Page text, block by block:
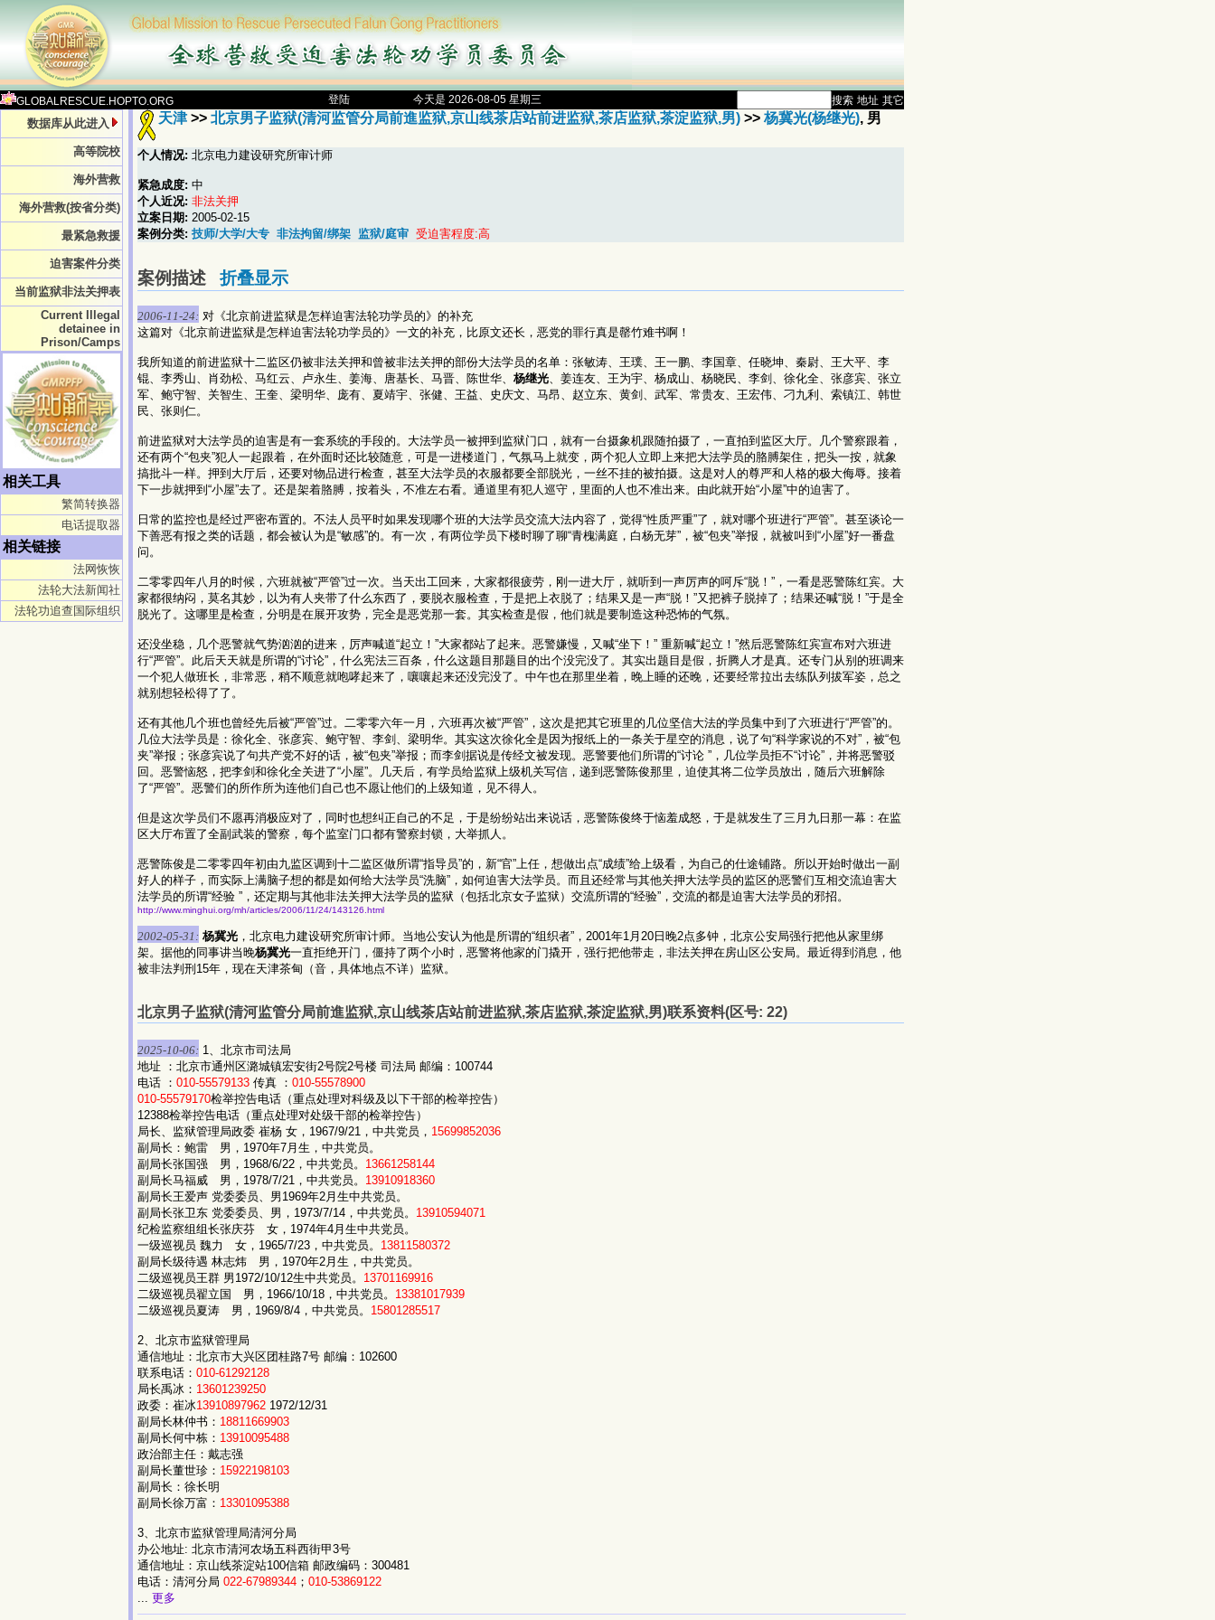
GLOBALRESCUE.HOPTO.ORG 登陆 今天是 2026-08-05 星期三 搜索 地址 其它
数据库从此进入
高等院校
海外营救
海外营救(按省分类)
最紧急救援
迫害案件分类
当前监狱非法关押表
Current Illegal
detainee in
Prison/Camps
相关工具
繁简转换器
电话提取器
相关链接
法网恢恢
法轮大法新闻社
法轮功追查国际组织
天津>> 北京男子监狱(清河监管分局前進监狱,京山线茶店站前进监狱,茶店监狱,茶淀监狱,男) >> 杨冀光(杨继光), 男
个人情况: 北京电力建设研究所审计师
紧急成度: 中
个人近况: 非法关押
立案日期: 2005-02-15
案例分类: 技师/大学/大专 非法拘留/绑架 监狱/庭审 受迫害程度:高
案例描述 折叠显示
2006-11-24: 对《北京前进监狱是怎样迫害法轮功学员的》的补充
这篇对《北京前进监狱是怎样迫害法轮功学员的》一文的补充，比原文还长，恶党的罪行真是罄竹难书啊！
我所知道的前进监狱十二监区仍被非法关押和曾被非法关押的部份大法学员的名单：张敏涛、王璞、王一鹏、李国章、任晓坤、秦尉、王大平、李
锟、李秀山、肖劲松、马红云、卢永生、姜海、唐基长、马晋、陈世华、 杨继光 、姜连友、王为宇、杨成山、杨晓民、李剑、徐化全、张彦宾、张立
军、鲍守智、关智生、王奎、梁明华、庞有、夏靖宇、张健、王益、史庆文、马昂、赵立东、黄剑、武军、常贵友、王宏伟、刁九利、索镇江、韩世
民、张则仁。
前进监狱对大法学员的迫害是有一套系统的手段的。大法学员一被押到监狱门口，就有一台摄象机跟随拍摄了，一直拍到监区大厅。几个警察跟着，
还有两个“包夹”犯人一起跟着，在外面时还比较随意，可是一进楼道门，气氛马上就变，两个犯人立即上来把大法学员的胳膊架住，把头一按，就象
搞批斗一样。押到大厅后，还要对物品进行检查，甚至大法学员的衣服都要全部脱光，一丝不挂的被拍摄。这是对人的尊严和人格的极大侮辱。接着
下一步就押到“小屋”去了。还是架着胳膊，按着头，不准左右看。通道里有犯人巡守，里面的人也不准出来。由此就开始“小屋”中的迫害了。
日常的监控也是经过严密布置的。不法人员平时如果发现哪个班的大法学员交流大法内容了，觉得“性质严重”了，就对哪个班进行“严管”。甚至谈论一
下善恶有报之类的话题，都会被认为是“敏感”的。有一次，有两位学员下楼时聊了聊“青槐满庭，白杨无芽”，被“包夹”举报，就被叫到“小屋”好一番盘
问。
二零零四年八月的时候，六班就被“严管”过一次。当天出工回来，大家都很疲劳，刚一进大厅，就听到一声厉声的呵斥“脱！”，一看是恶警陈红宾。大
家都很纳闷，莫名其妙，以为有人夹带了什么东西了，要脱衣服检查，于是把上衣脱了；结果又是一声“脱！”又把裤子脱掉了；结果还喊“脱！”于是全
脱光了。这哪里是检查，分明是在展开攻势，完全是恶党那一套。其实检查是假，他们就是要制造这种恐怖的气氛。
还没坐稳，几个恶警就气势汹汹的进来，厉声喊道“起立！”大家都站了起来。恶警嫌慢，又喊“坐下！” 重新喊“起立！”然后恶警陈红宾宣布对六班进
行“严管”。此后天天就是所谓的“讨论”，什么宪法三百条，什么这题目那题目的出个没完没了。其实出题目是假，折腾人才是真。还专门从别的班调来
一个犯人做班长，非常恶，稍不顺意就咆哮起来了，嚷嚷起来还没完没了。中午也在那里坐着，晚上睡的还晚，还要经常拉出去练队列拔军姿，总之
就别想轻松得了了。
还有其他几个班也曾经先后被“严管”过。二零零六年一月，六班再次被“严管”，这次是把其它班里的几位坚信大法的学员集中到了六班进行“严管”的。
几位大法学员是：徐化全、张彦宾、鲍守智、李剑、梁明华。其实这次徐化全是因为报纸上的一条关于星空的消息，说了句“科学家说的不对”，被“包
夹”举报；张彦宾说了句共产党不好的话，被“包夹”举报；而李剑据说是传经文被发现。恶警要他们所谓的“讨论 ”，几位学员拒不“讨论”，并将恶警驳
回。恶警恼怒，把李剑和徐化全关进了“小屋”。几天后，有学员给监狱上级机关写信，递到恶警陈俊那里，迫使其将二位学员放出，随后六班解除
了“严管”。恶警们的所作所为连他们自己也不愿让他们的上级知道，见不得人。
但是这次学员们不愿再消极应对了，同时也想纠正自己的不足，于是纷纷站出来说话，恶警陈俊终于恼羞成怒，于是就发生了三月九日那一幕：在监
区大厅布置了全副武装的警察，每个监室门口都有警察封锁，大举抓人。
恶警陈俊是二零零四年初由九监区调到十二监区做所谓“指导员”的，新“官”上任，想做出点“成绩”给上级看，为自己的仕途铺路。所以开始时做出一副
好人的样子，而实际上满脑子想的都是如何给大法学员“洗脑”，如何迫害大法学员。而且还经常与其他关押大法学员的监区的恶警们互相交流迫害大
法学员的所谓“经验 ”，还定期与其他非法关押大法学员的监狱（包括北京女子监狱）交流所谓的“经验”，交流的都是迫害大法学员的邪招。
http://www.minghui.org/mh/articles/2006/11/24/143126.html
2002-05-31: 杨冀光 ，北京电力建设研究所审计师。当地公安认为他是所谓的“组织者”，2001年1月20日晚2点多钟，北京公安局强行把他从家里绑
架。据他的同事讲当晚杨冀光一直拒绝开门，僵持了两个小时，恶警将他家的门撬开，强行把他带走，非法关押在房山区公安局。最近得到消息，他
被非法判刑15年，现在天津茶甸（音，具体地点不详）监狱。
北京男子监狱(清河监管分局前進监狱,京山线茶店站前进监狱,茶店监狱,茶淀监狱,男)联系资料(区号: 22)
2025-10-06: 1、北京市司法局
地址 ：北京市通州区潞城镇宏安街2号院2号楼 司法局 邮编：100744
电话 ： 010-55579133 传真 ： 010-55578900
010-55579170检举控告电话（重点处理对科级及以下干部的检举控告）
12388检举控告电话（重点处理对处级干部的检举控告）
局长、监狱管理局政委 崔杨 女，1967/9/21，中共党员， 15699852036
副局长：鲍雷 男，1970年7月生，中共党员。
副局长张国强 男，1968/6/22，中共党员。 13661258144
副局长马福威 男，1978/7/21，中共党员。 13910918360
副局长王爱声 党委委员、男1969年2月生中共党员。
副局长张卫东 党委委员、男，1973/7/14，中共党员。 13910594071
纪检监察组组长张庆芬 女，1974年4月生中共党员。
一级巡视员 魏力 女，1965/7/23，中共党员。 13811580372
副局长级待遇 林志炜 男，1970年2月生，中共党员。
二级巡视员王群 男1972/10/12生中共党员。 13701169916
二级巡视员翟立国 男，1966/10/18，中共党员。 13381017939
二级巡视员夏涛 男，1969/8/4，中共党员。 15801285517
2、北京市监狱管理局
通信地址：北京市大兴区团桂路7号 邮编：102600
联系电话： 010-61292128
局长禹冰： 13601239250
政委：崔冰13910897962 1972/12/31
副局长林仲书： 18811669903
副局长何中栋： 13910095488
政治部主任：戴志强
副局长董世珍： 15922198103
副局长：徐长明
副局长徐万富： 13301095388
3、北京市监狱管理局清河分局
办公地址: 北京市清河农场五科西街甲3号
通信地址：京山线茶淀站100信箱 邮政编码：300481
电话：清河分局 022-67989344 ； 010-53869122
... 更多